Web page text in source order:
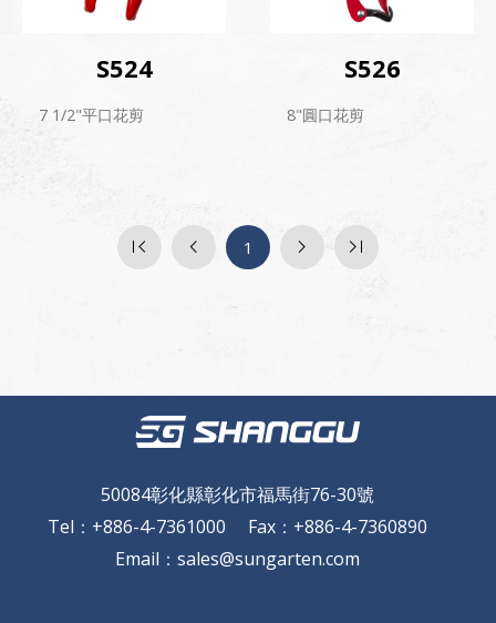
S524
7 1/2"平口花剪
S526
8"圓口花剪
1
50084彰化縣彰化市福馬街76-30號
Tel ： +886-4-7361000 Fax： +886-4-7360890
Email ： sales@sungarten.com